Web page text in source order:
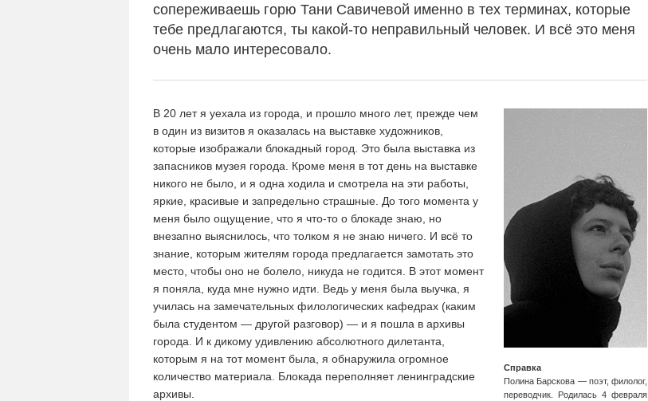
сопереживаешь горю Тани Савичевой именно в тех терминах, которые
тебе предлагаются, ты какой-то неправильный человек. И всё это меня
очень мало интересовало.
Справка
Полина Барскова — поэт, филолог,
переводчик. Родилась 4 февраля
В 20 лет я уехала из города, и прошло много лет, прежде чем
в один из визитов я оказалась на выставке художников,
которые изображали блокадный город. Это была выставка из
запасников музея города. Кроме меня в тот день на выставке
никого не было, и я одна ходила и смотрела на эти работы,
яркие, красивые и запредельно страшные. До того момента у
меня было ощущение, что я что-то о блокаде знаю, но
внезапно выяснилось, что толком я не знаю ничего. И всё то
знание, которым жителям города предлагается замотать это
место, чтобы оно не болело, никуда не годится. В этот момент
я поняла, куда мне нужно идти. Ведь у меня была выучка, я
училась на замечательных филологических кафедрах (каким
была студентом — другой разговор) — и я пошла в архивы
города. И к дикому удивлению абсолютного дилетанта,
которым я на тот момент была, я обнаружила огромное
количество материала. Блокада переполняет ленинградские
архивы.